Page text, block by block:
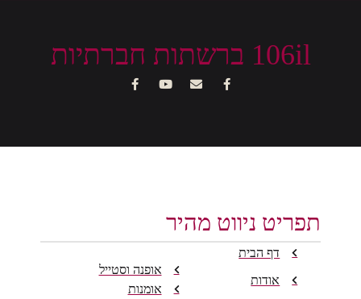
106il ברשתות חברתיות
תפריט ניווט מהיר
דף הבית
אודות
אופנה וסטייל
אומנות